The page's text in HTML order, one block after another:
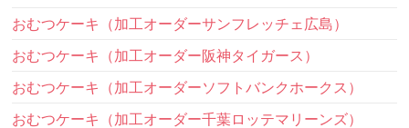
おむつケーキ（加工オーダーサンフレッチェ広島）
おむつケーキ（加工オーダー阪神タイガース）
おむつケーキ（加工オーダーソフトバンクホークス）
おむつケーキ（加工オーダー千葉ロッテマリーンズ）